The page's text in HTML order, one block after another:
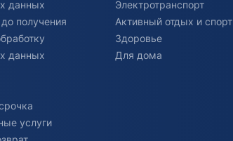
данных
получения
данных
услуги
Электротранспорт
Активный отдых и спорт
Здоровье
Для дома